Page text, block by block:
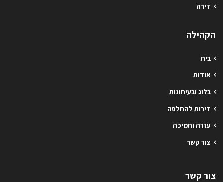
דירה
הקהילה
בית
אודות
בלוג ובעיתונות
דירות להחלפה
עזרה ותמיכה
צור קשר
צור קשר